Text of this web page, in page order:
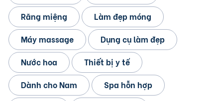
Răng miệng
Làm đẹp móng
Máy massage
Dụng cụ làm đẹp
Nước hoa
Thiết bị y tế
Dành cho Nam
Spa hỗn hợp